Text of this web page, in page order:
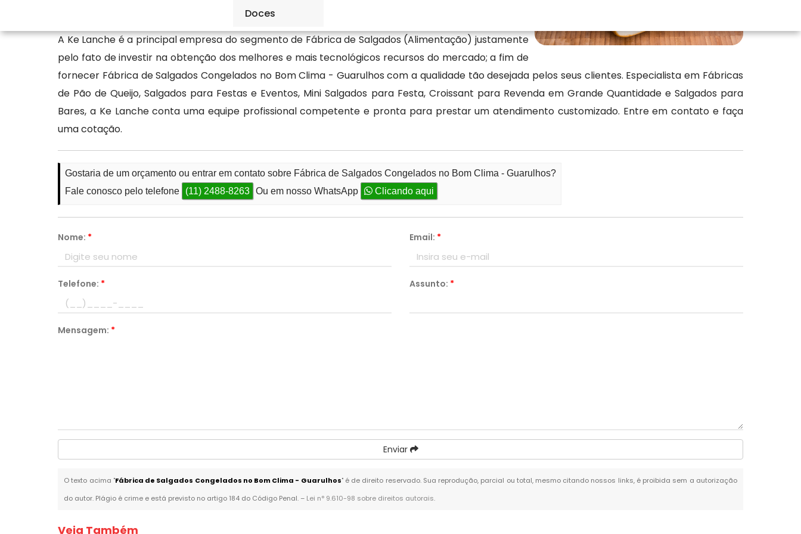
Doces
Guarulhos de qualidade, como a Ké Lanche.
A Ke Lanche é a principal empresa do segmento de Fábrica de Salgados (Alimentação) justamente
pelo fato de investir na obtenção dos melhores e mais tecnológicos recursos do mercado; a fim de
fornecer Fábrica de Salgados Congelados no Bom Clima - Guarulhos com a qualidade tão desejada pelos seus clientes. Especialista em Fábricas
de Pão de Queijo, Salgados para Festas e Eventos, Mini Salgados para Festa, Croissant para Revenda em Grande Quantidade e Salgados para
Bares, a Ke Lanche conta uma equipe profissional competente e pronta para prestar um atendimento customizado. Entre em contato e faça
uma cotação.
Gostaria de um orçamento ou entrar em contato sobre Fábrica de Salgados Congelados no Bom Clima - Guarulhos?
Fale conosco pelo telefone
(11) 2488-8263 Ou em nosso WhatsApp Clicando aqui
Nome: * Email: *
Telefone: * Assunto: *
Mensagem: *
Enviar
O texto acima "Fábrica de Salgados Congelados no Bom Clima - Guarulhos" é de direito reservado. Sua reprodução, parcial ou total, mesmo citando nossos links, é proibida sem a autorização
do autor. Plágio é crime e está previsto no artigo 184 do Código Penal. – Lei n° 9.610-98 sobre direitos autorais.
Veja Também